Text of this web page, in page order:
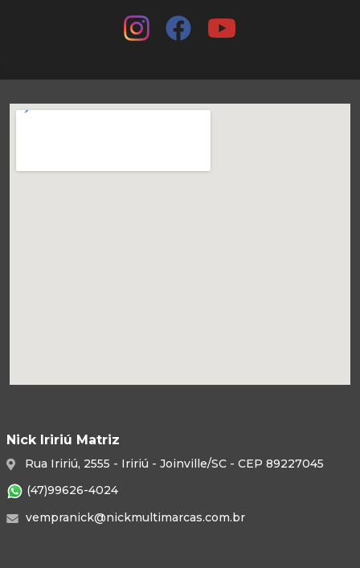
Nick Iririú Matriz
Rua Iririú, 2555 - Iririú - Joinville/SC - CEP 89227045
(47)99626-4024
vempranick@nickmultimarcas.com.br